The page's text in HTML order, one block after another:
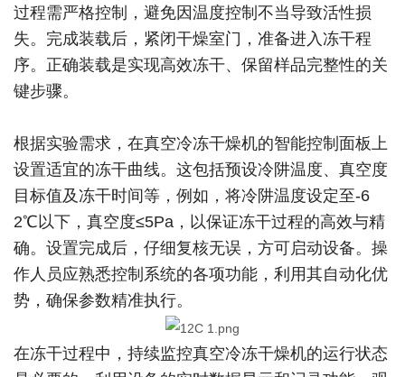
过程需严格控制，避免因温度控制不当导致活性损
失。完成装载后，紧闭干燥室门，准备进入冻干程
序。正确装载是实现高效冻干、保留样品完整性的关
键步骤。
根据实验需求，在真空冷冻干燥机的智能控制面板上
设置适宜的冻干曲线。这包括预设冷阱温度、真空度
目标值及冻干时间等，例如，将冷阱温度设定至-6
2℃以下，真空度≤5Pa，以保证冻干过程的高效与精
确。设置完成后，仔细复核无误，方可启动设备。操
作人员应熟悉控制系统的各项功能，利用其自动化优
势，确保参数精准执行。
在冻干过程中，持续监控真空冷冻干燥机的运行状态